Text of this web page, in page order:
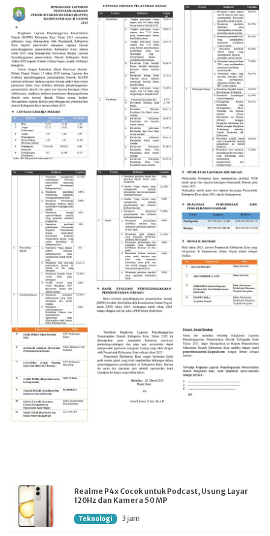
Realme P4x Cocok untuk Podcast, Usung Layar
120Hz dan Kamera 50 MP
Teknologi 3 jam